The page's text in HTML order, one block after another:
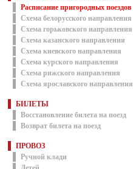
Расписание пригородных поездов
Схема белорусского направления
Схема горьковского направления
Схема казанского направления
Схема киевского направления
Схема курского направления
Схема рижского направления
Схема ярославского направления
БИЛЕТЫ
Восстановление билета на поезд
Возврат билета на поезд
ПРОВОЗ
Ручной клади